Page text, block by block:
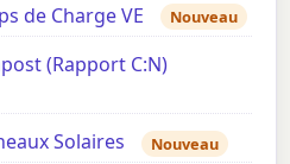
de Charge VE Nouveau
(Rapport C:N)
Solaires Nouveau